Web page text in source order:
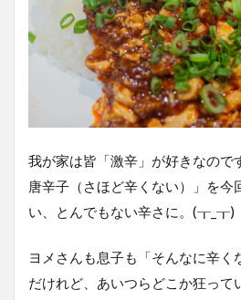
我が家は皆「激辛」が好きなので
唐辛子（さほど辛くない）」を今
い、とんでもない辛さに。(┰_┰)
ヨメさんも息子も「そんなに辛く
だけれど、あいつらどこか狂って